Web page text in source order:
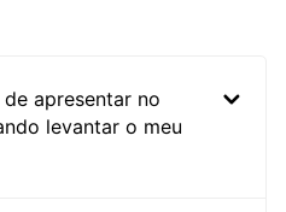
apresentar no
levantar o meu